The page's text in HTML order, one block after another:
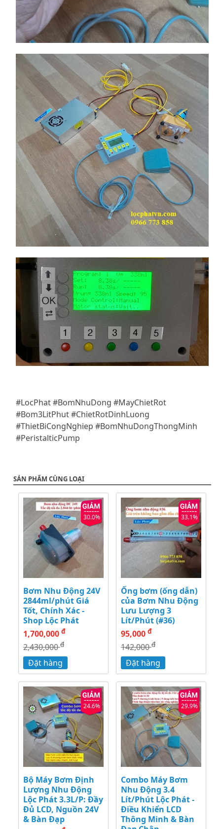
#LocPhat #BomNhuDong #MayChietRot
#Bom3LitPhut #ChietRotDinhLuong
#ThietBiCongNghiep #BomNhuDongThongMinh
#PeristalticPump
SẢN PHẨM CÙNG LOẠI
30.0%
Bơm Nhu Động 24V
2844ml/phút Giá
Tốt, Chính Xác -
Shop Lộc Phát
1,700,000 đ
2,430,000đ
Đặt hàng
33.1%
Ống bơm (ống dẫn)
của Bơm Nhu Động
Lưu Lượng 3
Lít/Phút (#36)
95,000 đ
142,000đ
Đặt hàng
24.6%
Bộ Máy Bơm Định
Lượng Nhu Động
Lộc Phát 3.3L/P: Đầy
Đủ LCD, Nguồn 24V
& Bàn Đạp
29.9%
Combo Máy Bơm
Nhu Động 3.4
Lít/Phút Lộc Phát -
Điều Khiển LCD
Thông Minh & Bàn